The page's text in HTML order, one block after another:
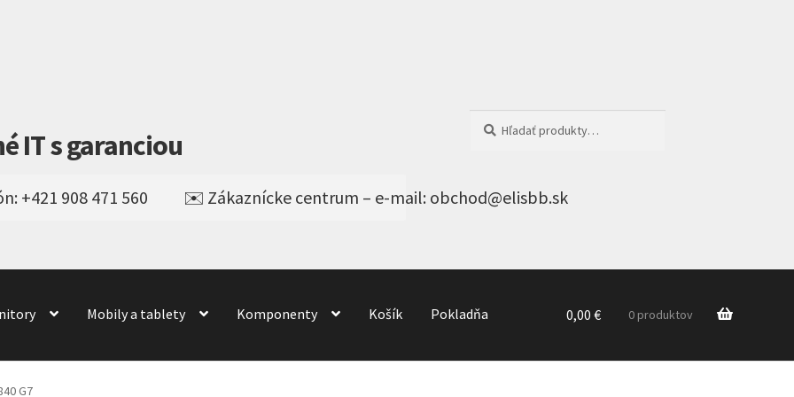
IT s garanciou
Mobily a tablety Komponenty Košík
Pokladňa
podmienky
0,00 € 0 produktov
G7